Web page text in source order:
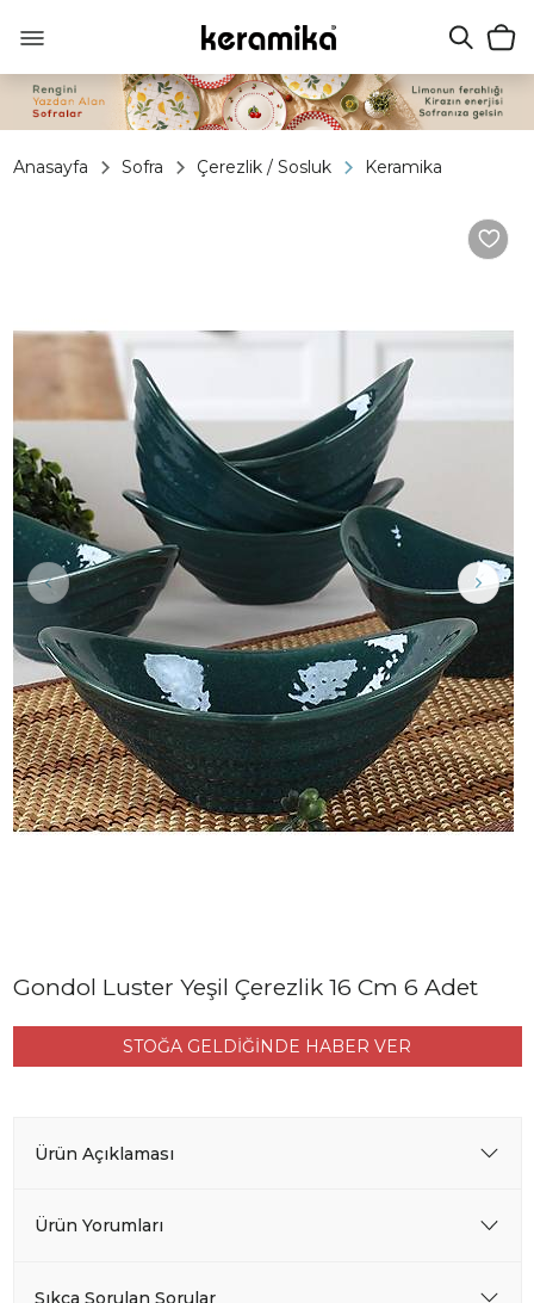
Anasayfa Sofra Çerezlik / Sosluk Keramika
Gondol Luster Yeşil Çerezlik 16 Cm 6 Adet
STOĞA GELDİĞİNDE HABER VER
Ürün Açıklaması
Ürün Yorumları
Sıkça Sorulan Sorular